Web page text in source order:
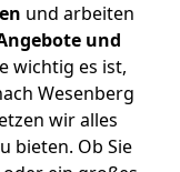
und arbeiten
und
wichtig es ist,
Wesenberg
wir alles
bieten. Ob Sie